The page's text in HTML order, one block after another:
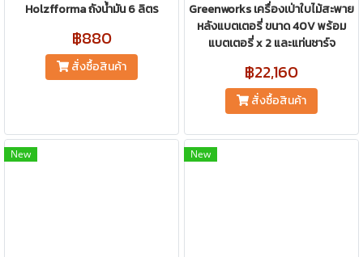
Holzfforma ถังน้ำมัน 6 ลิตร
฿880
สั่งซื้อสินค้า
Greenworks เครื่องเป่าใบไม้สะพาย
หลังแบตเตอรี่ ขนาด 40V พร้อม
แบตเตอรี่ x 2 และแท่นชาร์จ
฿22,160
สั่งซื้อสินค้า
New New